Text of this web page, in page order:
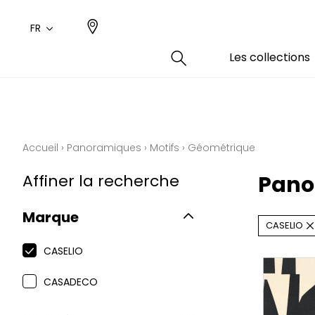
FR
Les collections
Petits
Accueil › Panoramiques › Motifs › Géométrique
Affiner la recherche
Marque
CASELIO
CASADECO
CASELIO